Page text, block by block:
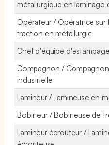
métallurgique en laminage
Opérateur / Opératrice sur
traction en métallurgie
Chef d'équipe d'estampage
Compagnon /
industrielle
Lamineur / Lamineuse en
Bobineur / Bobineuse de
Lamineur écrouteur /